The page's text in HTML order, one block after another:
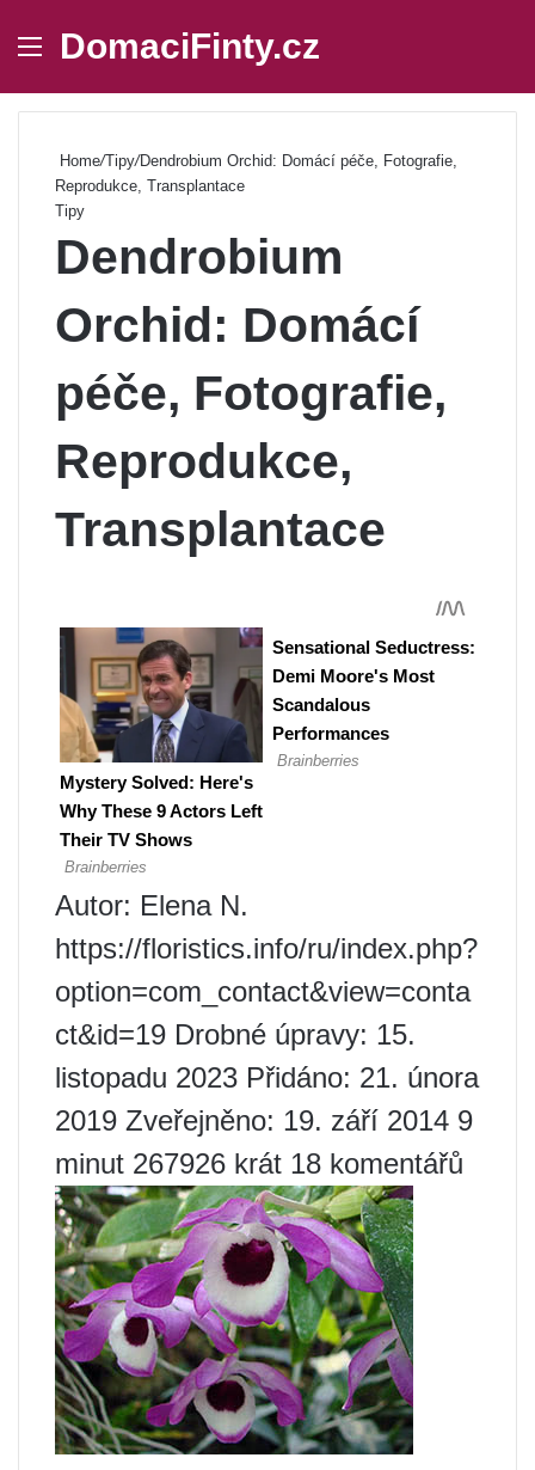
Menu
DomaciFinty.cz
Home/Tipy/Dendrobium Orchid: Domácí péče, Fotografie,
Reprodukce, Transplantace
Tipy
Dendrobium
Orchid: Domácí
péče, Fotografie,
Reprodukce,
Transplantace
Autor: Elena N.
https://floristics.info/ru/index.php?
option=com_contact&view=conta
ct&id=19 Drobné úpravy: 15.
listopadu 2023 Přidáno: 21. února
2019 Zveřejněno: 19. září 2014 9
minut 267926 krát 18 komentářů